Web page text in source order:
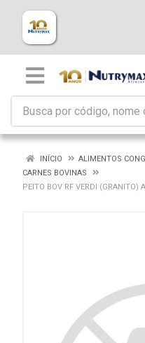
INÍCIO
ALIMENTOS
CARNES BOVINAS
PEITO BOV RF VERDI (GRANITO)